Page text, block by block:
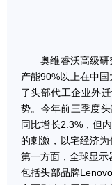
奥维睿沃高级研究
产能90%以上在中
了头部代工企业外
势。今年前三季度
同比增长2.3%，但
的刺激，以宅经济
第一方面，全球显
包括头部品牌